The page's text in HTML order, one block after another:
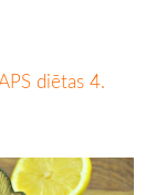
diētas 4.